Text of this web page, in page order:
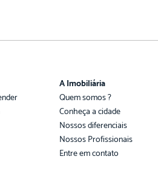
A Imobiliária
Quem somos ?
Conheça a cidade
Nossos diferenciais
Nossos Profissionais
Entre em contato